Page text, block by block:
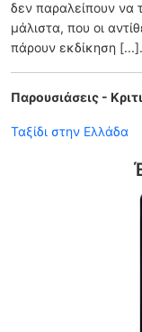
δεν παραλείπουν να
μάλιστα, που οι
πάρουν εκδίκηση [...].
Παρουσιάσεις -
Ταξίδι στην Ελλάδα